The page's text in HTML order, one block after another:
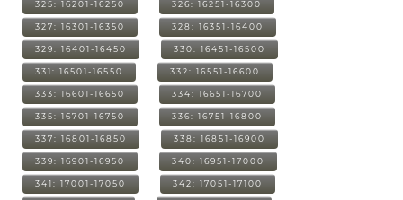
325: 16201-16250 326: 16251-16300
327: 16301-16350 328: 16351-16400
329: 16401-16450 330: 16451-16500
331: 16501-16550 332: 16551-16600
333: 16601-16650 334: 16651-16700
335: 16701-16750 336: 16751-16800
337: 16801-16850 338: 16851-16900
339: 16901-16950 340: 16951-17000
341: 17001-17050 342: 17051-17100